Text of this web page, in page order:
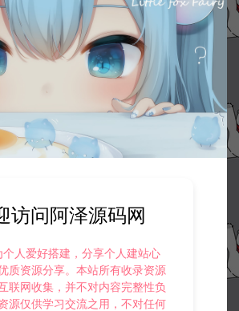
访问阿泽源码网
个人爱好搭建，分享个人建站心
质资源分享。本站所有收录资源
联网收集，并不对内容完整性负
源仅供学习交流之用，不对任何